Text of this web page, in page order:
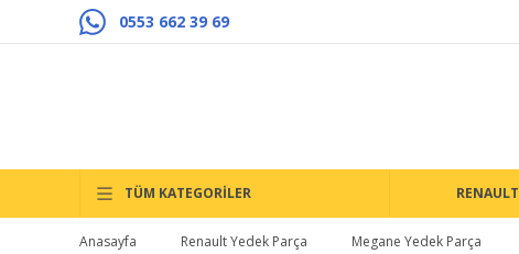
0553 662 39 69
TÜM KATEGORİLER RENAULT
Anasayfa Renault Yedek Parça Megane Yedek Parça